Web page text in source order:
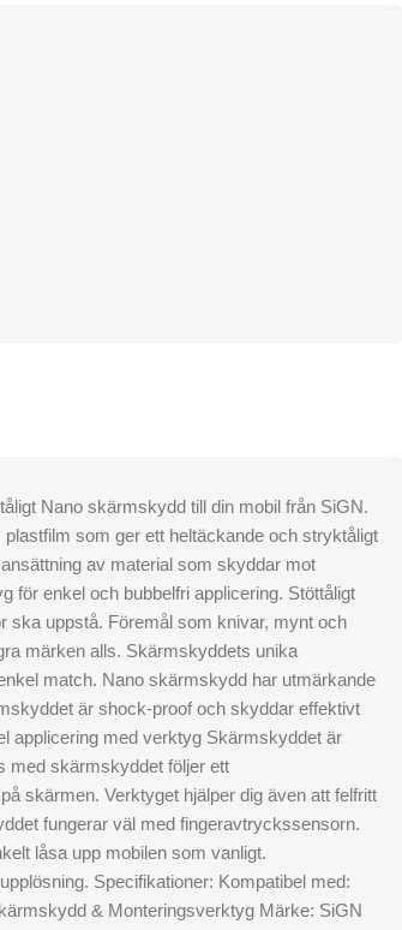
Nano skärmskydd till din mobil från SiGN.
som ger ett heltäckande och stryktåligt
av material som skyddar mot
för enkel och bubbelfri applicering. Stöttåligt
ska uppstå. Föremål som knivar, mynt och
märken alls. Skärmskyddets unika
match. Nano skärmskydd har utmärkande
är shock-proof och skyddar effektivt
applicering med verktyg Skärmskyddet är
med skärmskyddet följer ett
skärmen. Verktyget hjälper dig även att felfritt
fungerar väl med fingeravtryckssensorn.
låsa upp mobilen som vanligt.
Specifikationer: Kompatibel med:
& Monteringsverktyg Märke: SiGN